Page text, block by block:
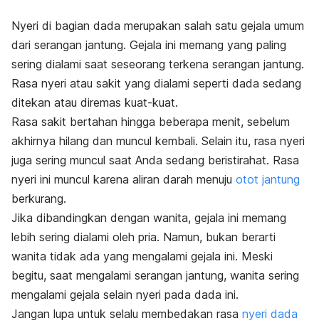
Nyeri di bagian dada merupakan salah satu gejala umum
dari serangan jantung. Gejala ini memang yang paling
sering dialami saat seseorang terkena serangan jantung.
Rasa nyeri atau sakit yang dialami seperti dada sedang
ditekan atau diremas kuat-kuat.
Rasa sakit bertahan hingga beberapa menit, sebelum
akhirnya hilang dan muncul kembali. Selain itu, rasa nyeri
juga sering muncul saat Anda sedang beristirahat. Rasa
nyeri ini muncul karena aliran darah menuju otot jantung
berkurang.
Jika dibandingkan dengan wanita, gejala ini memang
lebih sering dialami oleh pria. Namun, bukan berarti
wanita tidak ada yang mengalami gejala ini. Meski
begitu, saat mengalami serangan jantung, wanita sering
mengalami gejala selain nyeri pada dada ini.
Jangan lupa untuk selalu membedakan rasa nyeri dada